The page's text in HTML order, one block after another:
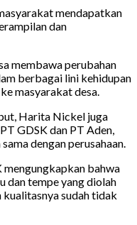
mendapatkan
dan
membawa perubahan
berbagai lini kehidupan
masyarakat desa.
Harita Nickel juga
GDSK dan PT Aden,
dengan perusahaan.
bahwa
dan tempe yang diolah
sudah tidak